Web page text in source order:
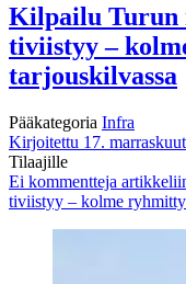
Kilpailu Turun
tiviistyy –
tarjouskilvassa
Pääkategoria Infra
Kirjoitettu 17.
Tilaajille
Ei kommentteja
tiviistyy – kolme